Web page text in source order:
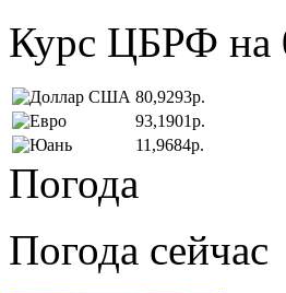
Курс ЦБРФ на
80,9293р.
93,1901р.
11,9684р.
Погода
Погода сейчас